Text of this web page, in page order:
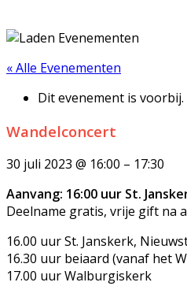
« Alle Evenementen
Dit evenement is voorbij.
Wandelconcert
30 juli 2023 @ 16:00 – 17:30
Aanvang: 16:00 uur St.
Deelname gratis, vrije gift na
16.00 uur St. Janskerk,
16.30 uur beiaard (vanaf het
17.00 uur Walburgiskerk